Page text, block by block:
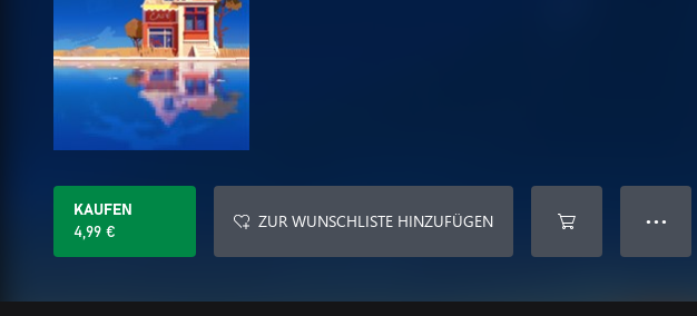
KAUFEN
4,99 €
ZUR WUNSCHLISTE HINZUFÜGEN ● ● ●